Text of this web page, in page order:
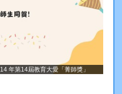
年第14屆教育大愛「菁師獎」